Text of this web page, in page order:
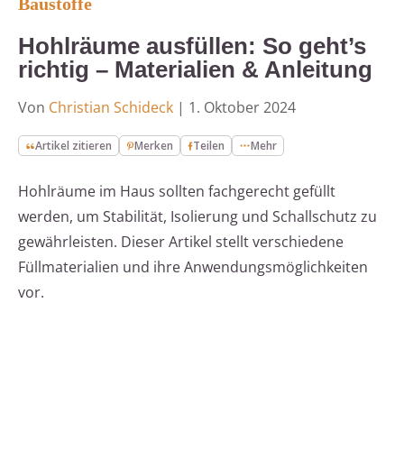
Hohlräume ausfüllen: So geht’s
richtig – Materialien & Anleitung
Von Christian Schideck | 1. Oktober 2024
Artikel zitieren Merken Teilen Mehr
Hohlräume im Haus sollten fachgerecht gefüllt
werden, um Stabilität, Isolierung und Schallschutz zu
gewährleisten. Dieser Artikel stellt verschiedene
Füllmaterialien und ihre Anwendungsmöglichkeiten
vor.